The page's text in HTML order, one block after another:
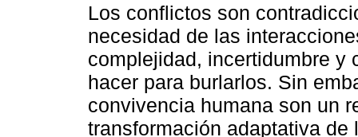
Los conflictos son
necesidad de las
complejidad, incertidumbre y
hacer para burlarlos. Sin
convivencia humana son un
transformación adaptativa